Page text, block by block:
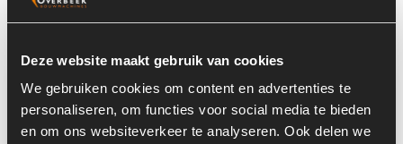
Deze website maakt gebruik van cookies
We gebruiken cookies om content en advertenties te
personaliseren, om functies voor social media te bieden
en om ons websiteverkeer te analyseren. Ook delen we
Locatie:
4B14